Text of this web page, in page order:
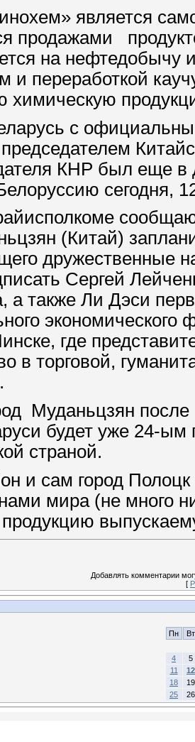
является
продажами
на нефтедобычу
и переработкой
химическую
с
КНР был еще в
сегодня,
(Китай)
дружественные
Сергей
а также Ли Дэси
где
в торговой,
Муданьцзян
будет уже 24-ым
страной.
и сам город
мира (не много
Добавлять комментарии
[
Пн Вт
4
5
11
12
18
19
25
26